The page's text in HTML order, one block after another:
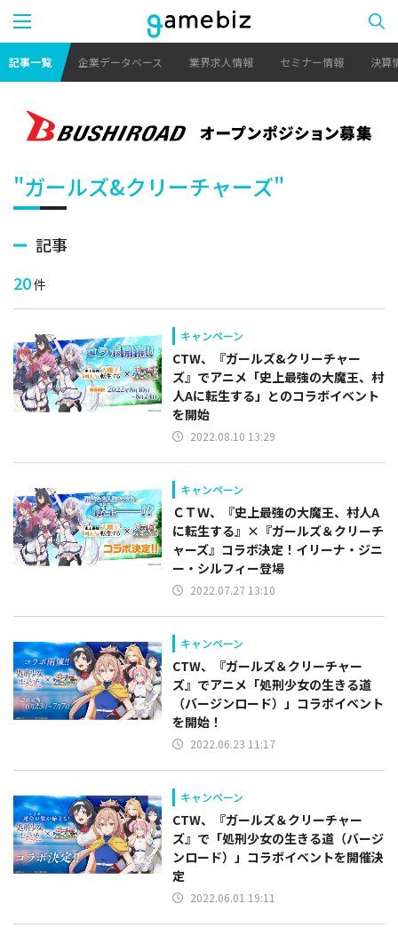
記事一覧 企業データベース 業界求人情報 セミナー情報 決算
"ガールズ&クリーチャーズ"
記事
20件
キャンペーン
CTW、『ガールズ&クリーチャー
ズ』でアニメ「史上最強の大魔王、村
人Aに転生する」とのコラボイベント
を開始
2022.08.10 13:29
キャンペーン
ＣＴＷ、『史上最強の大魔王、村人A
に転生する』×『ガールズ＆クリーチ
ャーズ』コラボ決定！イリーナ・ジニ
ー・シルフィー登場
2022.07.27 13:10
キャンペーン
CTW、『ガールズ＆クリーチャー
ズ』でアニメ「処刑少女の生きる道
（バージンロード）」コラボイベント
を開始！
2022.06.23 11:17
キャンペーン
CTW、『ガールズ＆クリーチャー
ズ』で「処刑少女の生きる道（バージ
ンロード）」コラボイベントを開催決
定
2022.06.01 19:11